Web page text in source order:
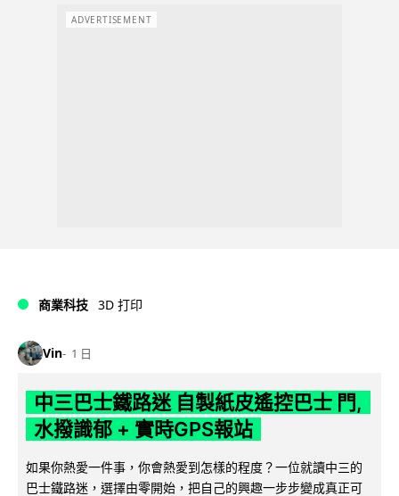
ADVERTISEMENT
商業科技 3D 打印
Vin 1 日
中三巴士鐵路迷 自製紙皮遙控巴士 門,
水撥識郁 + 實時GPS報站
如果你熱愛一件事，你會熱愛到怎樣的程度？一位就讀中三的
巴士鐵路迷，選擇由零開始，把自己的興趣一步步變成真正可